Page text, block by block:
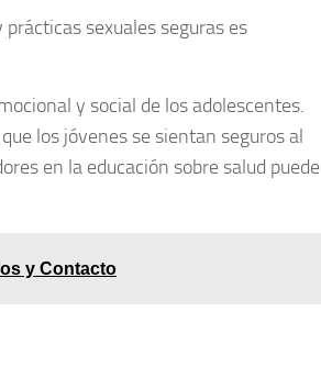
sexuales seguras es
y social de los adolescentes.
los jóvenes se sientan seguros al
en la educación sobre salud puede
y Contacto